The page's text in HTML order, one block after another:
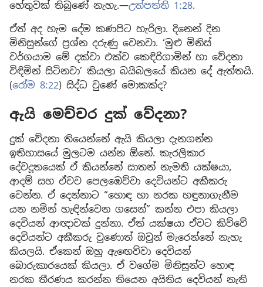
හේතුවක් තිබුණේ නැහැ.—උත්පත්ති 1:28.
ඒත් අද හැම දේම කණපිට හැරිලා. දිනෙන් දින
මිනිසුන්ගේ ප්‍රශ්න දරුණු වෙනවා. ‘මුළු මිනිස්
වර්ගයාම මේ දක්වා එක්ව කෙඳිරිගාමින් හා වේදනා
විඳිමින් සිටිනවා’ කියලා බයිබලයේ කියන දේ ඇත්තයි.
(රෝම 8:22) සිද්ධ වුණේ මොකක්ද?
ඇයි මෙච්චර දුක් වේදනා?
දුක් වේදනා තියෙන්නේ ඇයි කියලා දැනගන්න
ඉතිහාසයේ මුලටම යන්න ඕනේ. කැරලිකාර
දේවදූතයෙක් ඒ කියන්නේ සාතන් නැමති යක්ෂයා,
ආදම් සහ ඒවව පෙලඹෙව්වා දෙවියන්ට අකීකරු
වෙන්න. ඒ දෙන්නාට “හොඳ හා නරක හඳුනාගැනීම
යන නමින් හැඳින්වෙන ගසෙන්” කන්න එපා කියලා
දෙවියන් ආඥාවක් දුන්නා. ඒත් යක්ෂයා ඒවට කිව්වේ
දෙවියන්ට අකීකරු වුණොත් ඔවුන් මැරෙන්නේ නැහැ
කියලයි. ඒකෙන් ඔහු ඇඟෙව්වා දෙවියන්
බොරුකාරයෙක් කියලා. ඒ වගේම මිනිසුන්ට හොඳ
නරක තීරණය කරන්න තියෙන අයිතිය දෙවියන් නැති